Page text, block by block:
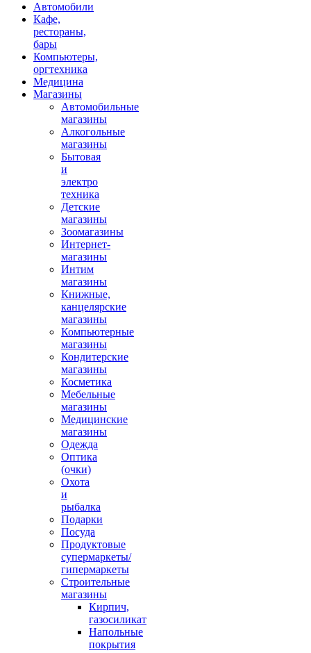
Автомобили
Кафе,
рестораны,
бары
Компьютеры,
оргтехника
Медицина
Магазины
Автомобильные
магазины
Алкогольные
магазины
Бытовая
и
электро
техника
Детские
магазины
Зоомагазины
Интернет-
магазины
Интим
магазины
Книжные,
канцелярские
магазины
Компьютерные
магазины
Кондитерские
магазины
Косметика
Мебельные
магазины
Медицинские
магазины
Одежда
Оптика
(очки)
Охота
и
рыбалка
Подарки
Посуда
Продуктовые
супермаркеты/
гипермаркеты
Строительные
магазины
Кирпич,
газосиликат
Напольные
покрытия